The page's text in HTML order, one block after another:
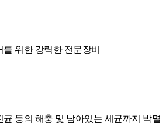
위한 강력한 전문장비
등의 해충 및 남아있는 세균까지 박멸